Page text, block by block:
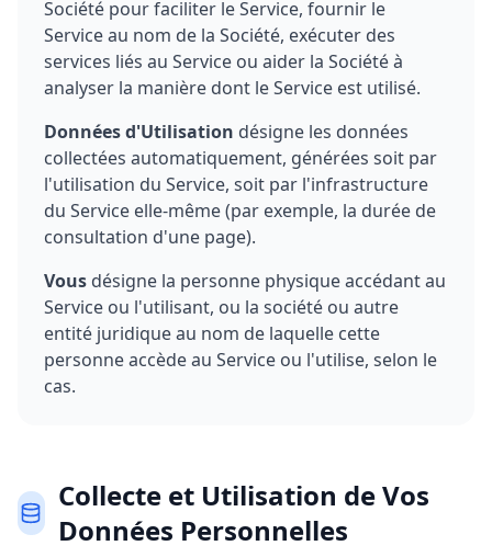
Société pour faciliter le Service, fournir le
Service au nom de la Société, exécuter des
services liés au Service ou aider la Société à
analyser la manière dont le Service est utilisé.
Données d'Utilisation désigne les données
collectées automatiquement, générées soit par
l'utilisation du Service, soit par l'infrastructure
du Service elle-même (par exemple, la durée de
consultation d'une page).
Vous désigne la personne physique accédant au
Service ou l'utilisant, ou la société ou autre
entité juridique au nom de laquelle cette
personne accède au Service ou l'utilise, selon le
cas.
Collecte et Utilisation de Vos
Données Personnelles